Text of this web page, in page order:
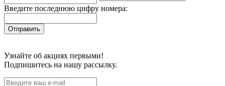
Введите последнюю цифру номера:
Узнайте об акциях первыми!
Подпишитесь на нашу рассылку.